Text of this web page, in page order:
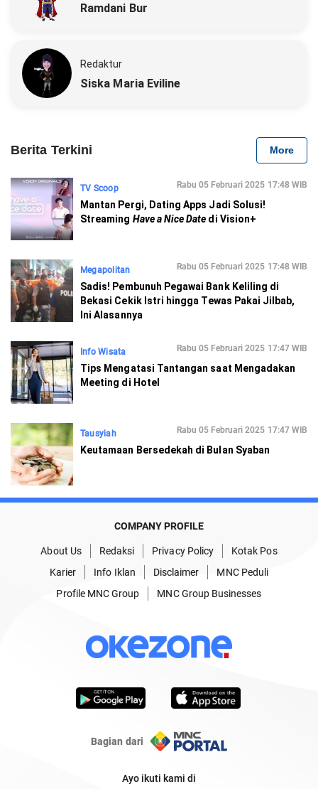
Ramdani Bur
Redaktur
Siska Maria Eviline
Berita Terkini More
TV Scoop Rabu 05 Februari 2025 17:48 WIB
Mantan Pergi, Dating Apps Jadi Solusi!
Streaming Have a Nice Date di Vision+
Megapolitan Rabu 05 Februari 2025 17:48 WIB
Sadis! Pembunuh Pegawai Bank Keliling di
Bekasi Cekik Istri hingga Tewas Pakai Jilbab,
Ini Alasannya
Info Wisata Rabu 05 Februari 2025 17:47 WIB
Tips Mengatasi Tantangan saat Mengadakan
Meeting di Hotel
Tausyiah Rabu 05 Februari 2025 17:47 WIB
Keutamaan Bersedekah di Bulan Syaban
COMPANY PROFILE
About Us Redaksi Privacy Policy
Kotak Pos
Karier
Info Iklan Disclaimer
MNC Peduli
Profile MNC Group
MNC Group Businesses
Bagian dari
Ayo ikuti kami di